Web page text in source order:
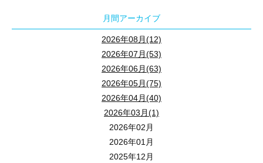
月間アーカイブ
2026年08月(12)
2026年07月(53)
2026年06月(63)
2026年05月(75)
2026年04月(40)
2026年03月(1)
2026年02月
2026年01月
2025年12月
背の高い棚が窓へ衝突すると、ガラスが割れる危険があ
レイアウトを決める順番
玄関や窓までの避難経路を決める、ベッドやソファの
展示棚とコレクションケースの地震対策
旅行中の空き巣対策を考える判断基準
留守だと分かる情報が外に出ていないか
郵便物や宅配物がたまっている状態、長期間変化し
設備の停止が家全体へ広がりにくい
設備や配管の系統が分かりやすく、必要な箇所を個別
生活に必要な機能を一時的に補える
停電、断水、通信障害が起きた場合に、照明、情報収
修理のための動線と作業場所を確保しやすい
接道、駐車計画、玄関や勝手口、屋外設備の周囲など
収納量に加え、使う場所の近くに必要な収納がある
5．設備とコンセントの配置
キッチンや洗面設備は、位置、操作性、手入れのし
6．敷地・駐車計画・周辺環境
建物の中だけでなく、道路から玄関までの動線、車
1週間分の食料を人数から数える方法
1週間分は、家族全員の「食事回数」を先に出し、主
家族の人数×7日×1日3食
朝はシリアルやクラッカー、昼は乾麺、夜はパックご
ベッドや布団の正面にタンス・本棚がある
就寝中に地震が起きると、とっさに家具を避けることが
狭山市は、寝室の家具について「家具の高さ以上に距離
十分な距離を取れない場合は、次のような方法を検討しま
ベッドの向きを変えて、頭や体を家具の正面から外す
ベッドを家具の側面側へ移動する
背の高い家具を寝室以外へ移す
主食・主菜・副菜・水を種類別に見える化すると、不足し
家族4人の備蓄量を決める5つの判断基準
1．人数ではなく「人食」で数える
家族4人という人数だけでは、必要量は見えにくい
家具の固定と通路の確保は、耐震性とあわせて検討したい
地震時の行動を決める5つの判断基準
地震時は「今いる場所」「揺れの段階」「建物の状
1．今いる場所に落下・転倒・移動の危険があるか
背の高い家具、吊り下げ照明、窓ガラス、大型家電
家族構成と在宅時間
必要量は家族の人数だけでなく、在宅時間、乳幼児
既存便器を使うか、簡易便座を使うか
便器が安全に使える前提なら、袋を取り付ける携帯
収納と取り出しやすさ
変形地を選ぶときの判断基準
変形地を検討するときは、土地の形だけで良し悪し
建物を配置できる範囲
敷地全体がそのまま建物に使えるとは限りません。